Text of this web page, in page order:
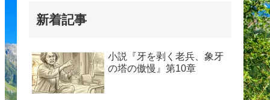
新着記事
小説『牙を剥く老兵、象牙
の塔の傲慢』第10章